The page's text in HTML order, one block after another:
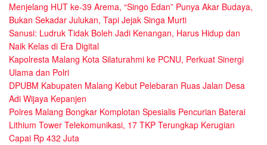
Menjelang HUT ke-39 Arema, “Singo Edan” Punya Akar Budaya,
Bukan Sekadar Julukan, Tapi Jejak Singa Murti
Sanusi: Ludruk Tidak Boleh Jadi Kenangan, Harus Hidup dan
Naik Kelas di Era Digital
Kapolresta Malang Kota Silaturahmi ke PCNU, Perkuat Sinergi
Ulama dan Polri
DPUBM Kabupaten Malang Kebut Pelebaran Ruas Jalan Desa
Adi Wijaya Kepanjen
Polres Malang Bongkar Komplotan Spesialis Pencurian Baterai
Lithium Tower Telekomunikasi, 17 TKP Terungkap Kerugian
Capai Rp 432 Juta